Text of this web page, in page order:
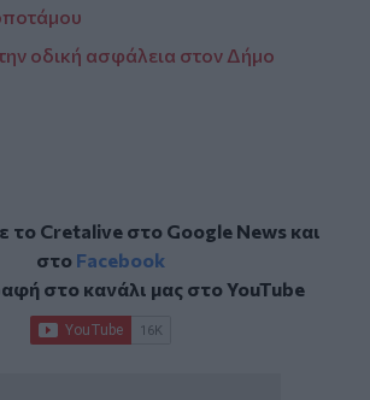
οδική ασφάλεια στον Δήμο
το Cretalive στο Google Newsκαι
στο Facebook
στο κανάλι μας στοYouTube